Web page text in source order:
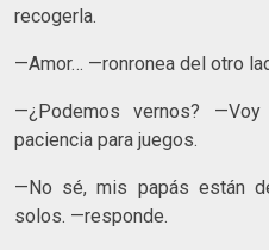
recogerla.
—Amor… —ronronea del otro
—¿Podemos vernos?
paciencia para juegos.
—No sé, mis papás están
solos. —responde.